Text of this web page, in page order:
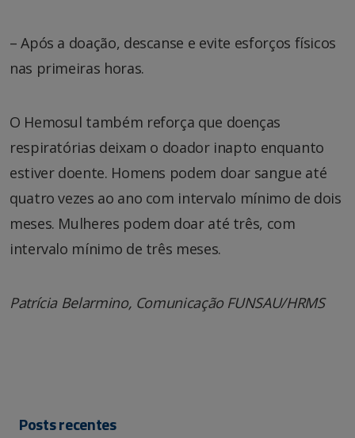
– Após a doação, descanse e evite esforços físicos
nas primeiras horas.
O Hemosul também reforça que doenças
respiratórias deixam o doador inapto enquanto
estiver doente. Homens podem doar sangue até
quatro vezes ao ano com intervalo mínimo de dois
meses. Mulheres podem doar até três, com
intervalo mínimo de três meses.
Patrícia Belarmino, Comunicação FUNSAU/HRMS
Posts recentes